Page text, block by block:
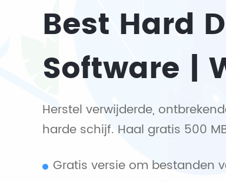
Best Hard
Software |
Herstel verwijderde,
harde schijf. Haal gratis 500
Gratis versie om bestanden